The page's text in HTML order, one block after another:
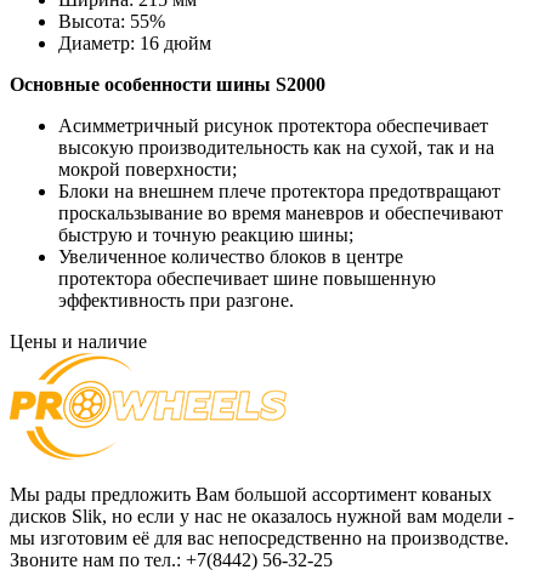
Высота: 55%
Диаметр: 16 дюйм
Основные особенности шины S2000
Асимметричный рисунок протектора обеспечивает
высокую производительность как на сухой, так и на
мокрой поверхности;
Блоки на внешнем плече протектора предотвращают
проскальзывание во время маневров и обеспечивают
быструю и точную реакцию шины;
Увеличенное количество блоков в центре
протектора обеспечивает шине повышенную
эффективность при разгоне.
Цены и наличие
Мы рады предложить Вам большой ассортимент кованых
дисков Slik, но если у нас не оказалось нужной вам модели -
мы изготовим её для вас непосредственно на производстве.
Звоните нам по тел.: +7(8442) 56-32-25